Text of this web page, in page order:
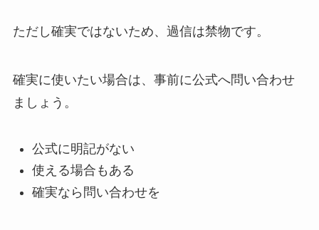
ただし確実ではないため、過信は禁物です。
確実に使いたい場合は、事前に公式へ問い合わせ
ましょう。
公式に明記がない
使える場合もある
確実なら問い合わせを